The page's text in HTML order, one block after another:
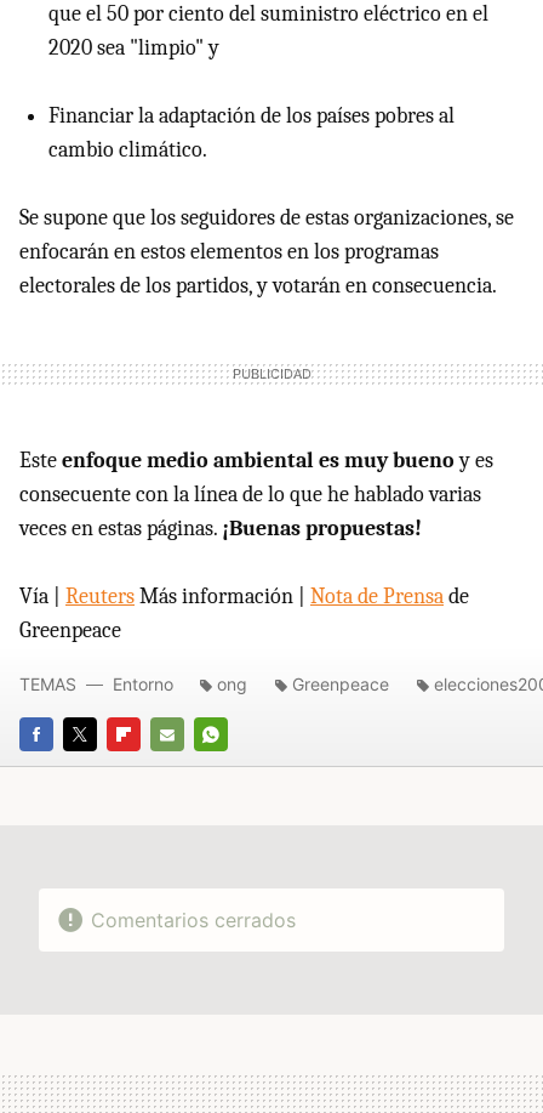
que el 50 por ciento del suministro eléctrico en el
2020 sea "limpio" y
Financiar la adaptación de los países pobres al
cambio climático.
Se supone que los seguidores de estas organizaciones, se
enfocarán en estos elementos en los programas
electorales de los partidos, y votarán en consecuencia.
Esteenfoque medio ambiental es muy buenoy es
consecuente con la línea de lo que he hablado varias
veces en estas páginas. ¡Buenas propuestas!
Vía | ReutersMás información | Nota de Prensade
Greenpeace
FACEBOOK
TWITTERFLIPBOARD
E-
WHATSAPP
TEMAS Entorno ong Greenpeace
Comentarios cerrados